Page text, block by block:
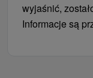
wyjaśnić,
Informacje są